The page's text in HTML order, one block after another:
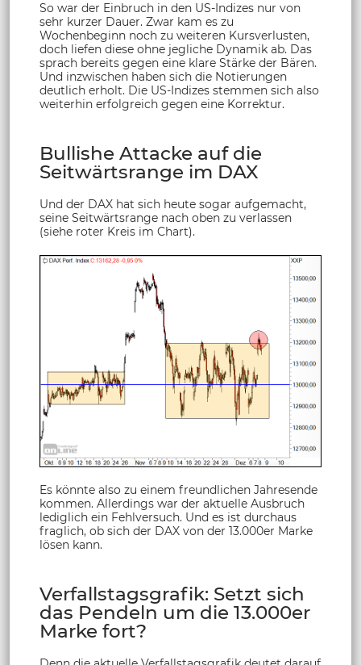
So war der Einbruch in den US-Indizes nur von
sehr kurzer Dauer. Zwar kam es zu
Wochenbeginn noch zu weiteren Kursverlusten,
doch liefen diese ohne jegliche Dynamik ab. Das
sprach bereits gegen eine klare Stärke der Bären.
Und inzwischen haben sich die Notierungen
deutlich erholt. Die US-Indizes stemmen sich also
weiterhin erfolgreich gegen eine Korrektur.
Bullishe Attacke auf die
Seitwärtsrange im DAX
Und der DAX hat sich heute sogar aufgemacht,
seine Seitwärtsrange nach oben zu verlassen
(siehe roter Kreis im Chart).
Es könnte also zu einem freundlichen Jahresende
kommen. Allerdings war der aktuelle Ausbruch
lediglich ein Fehlversuch. Und es ist durchaus
fraglich, ob sich der DAX von der 13.000er Marke
lösen kann.
Verfallstagsgrafik: Setzt sich
das Pendeln um die 13.000er
Marke fort?